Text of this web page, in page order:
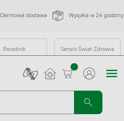
Darmowa dostawa Wysyłka w 24 godziny
Poradnik Serwis Świat Zdrowia
sztuk